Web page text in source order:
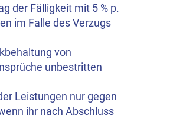
der Fälligkeit mit 5 % p.
im Falle des Verzugs
von
unbestritten
Leistungen nur gegen
ihr nach Abschluss